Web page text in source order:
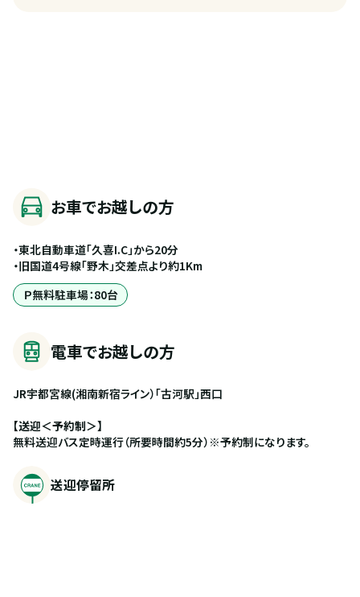
お車でお越しの方
・東北自動車道「久喜I.C」から20分
・旧国道4号線「野木」交差点より約1Km
Ｐ無料駐車場：80台
電車でお越しの方
JR宇都宮線(湘南新宿ライン）「古河駅」西口
【送迎＜予約制＞】
無料送迎バス定時運行（所要時間約5分）※予約制になります。
送迎停留所